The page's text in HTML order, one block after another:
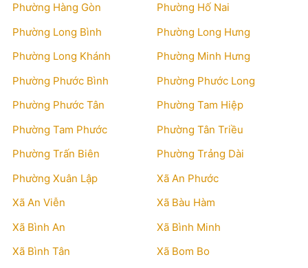
Phường Hàng Gòn
Phường Hố Nai
Phường Long Bình
Phường Long Hưng
Phường Long Khánh
Phường Minh Hưng
Phường Phước Bình
Phường Phước Long
Phường Phước Tân
Phường Tam Hiệp
Phường Tam Phước
Phường Tân Triều
Phường Trấn Biên
Phường Trảng Dài
Phường Xuân Lập
Xã An Phước
Xã An Viễn
Xã Bàu Hàm
Xã Bình An
Xã Bình Minh
Xã Bình Tân
Xã Bom Bo